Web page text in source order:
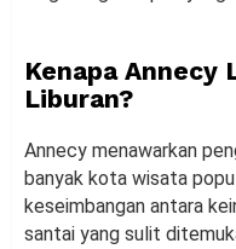
Kenapa Annecy
Liburan?
Annecy menawarkan
banyak kota wisata
keseimbangan antara
santai yang sulit